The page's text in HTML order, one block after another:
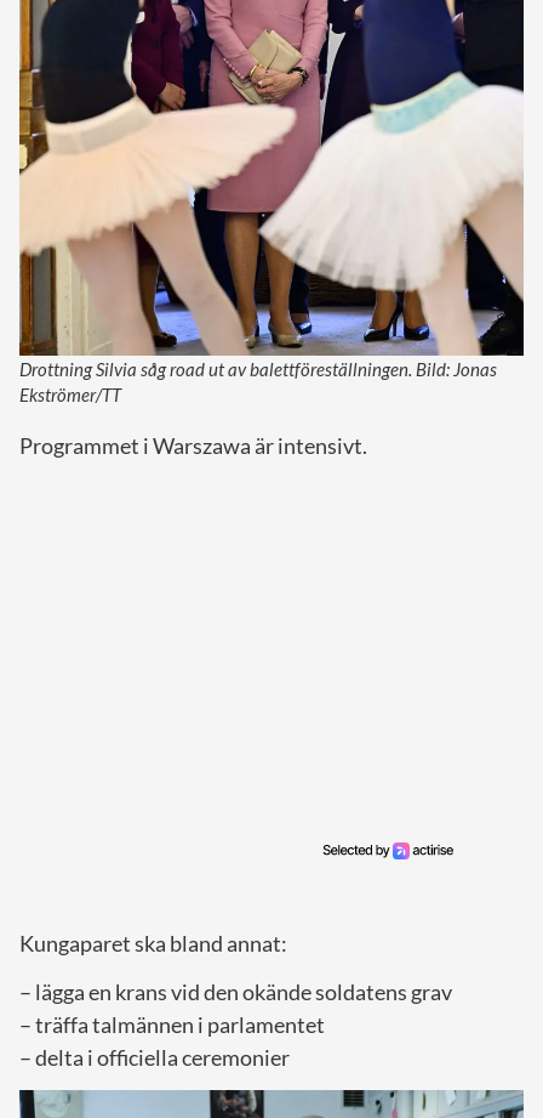
Drottning Silvia såg road ut av balettföreställningen. Bild: Jonas
Ekströmer/TT
Programmet i Warszawa är intensivt.
Kungaparet ska bland annat:
– lägga en krans vid den okände soldatens grav
– träffa talmännen i parlamentet
– delta i officiella ceremonier